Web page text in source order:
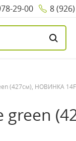
29-00 8
(427см), НОВИНКА
green